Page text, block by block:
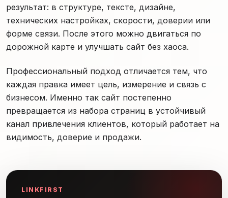
результат: в структуре, тексте, дизайне,
технических настройках, скорости, доверии или
форме связи. После этого можно двигаться по
дорожной карте и улучшать сайт без хаоса.
Профессиональный подход отличается тем, что
каждая правка имеет цель, измерение и связь с
бизнесом. Именно так сайт постепенно
превращается из набора страниц в устойчивый
канал привлечения клиентов, который работает на
видимость, доверие и продажи.
LINKFIRST